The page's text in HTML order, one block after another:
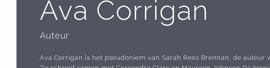
Ava Corrigan
Auteur
Ava Corrigan is het pseudoniem van Sarah Rees Brennan, de auteur